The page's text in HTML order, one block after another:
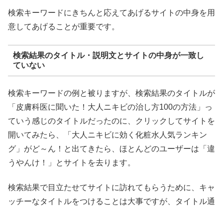
検索キーワードにきちんと応えてあげるサイトの中身を用
意してあげることが重要です。
検索結果のタイトル・説明文とサイトの中身が一致し
ていない
検索キーワードの例と被りますが、検索結果のタイトルが
「皮膚科医に聞いた！大人ニキビの治し方100の方法」っ
ていう感じのタイトルだったのに、クリックしてサイトを
開いてみたら、「大人ニキビに効く化粧水人気ランキン
グ」がど～ん！と出てきたら、ほとんどのユーザーは「違
うやんけ！」とサイトを去ります。
検索結果で目立たせてサイトに訪れてもらうために、キャ
ッチーなタイトルをつけることは大事ですが、タイトル通